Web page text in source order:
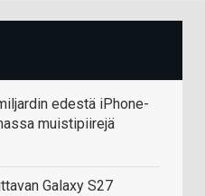
edestä iPhone-
muistipiirejä
Galaxy S27